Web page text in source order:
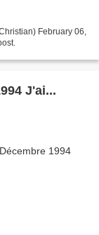
February 06,
Extrait de ma Bio n°3. Décembre 1994 J'ai...